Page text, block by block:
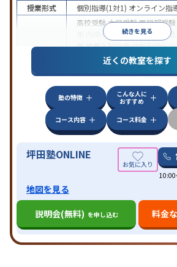
続きを見る
授業形式
個別指導(1対1) オンライン指
高校受験大学受験医学部受験
内申点対策学習習慣の定着
策推薦入試対策学校別特化
共通テスト対策英検(英
特徴
中高一貫校生に対応授業の振
学習にPC・タブレットを
科目から受講可能季節講習の
の子どもに対応
近くの教室を探す
塾の特徴
こんな人に
おすすめ
コース内容
コース料金
坪田塾ONLINE
10:00
地図を見る
説明会(無料) を申し込む 料金